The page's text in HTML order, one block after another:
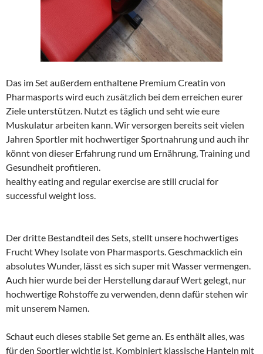
Das im Set außerdem enthaltene Premium Creatin von
Pharmasports wird euch zusätzlich bei dem erreichen eurer
Ziele unterstützen. Nutzt es täglich und seht wie eure
Muskulatur arbeiten kann. Wir versorgen bereits seit vielen
Jahren Sportler mit hochwertiger Sportnahrung und auch ihr
könnt von dieser Erfahrung rund um Ernährung, Training und
Gesundheit profitieren.
healthy eating and regular exercise are still crucial for
successful weight loss.
Der dritte Bestandteil des Sets, stellt unsere hochwertiges
Frucht Whey Isolate von Pharmasports. Geschmacklich ein
absolutes Wunder, lässt es sich super mit Wasser vermengen.
Auch hier wurde bei der Herstellung darauf Wert gelegt, nur
hochwertige Rohstoffe zu verwenden, denn dafür stehen wir
mit unserem Namen.
Schaut euch dieses stabile Set gerne an. Es enthält alles, was
für den Sportler wichtig ist. Kombiniert klassische Hanteln mit